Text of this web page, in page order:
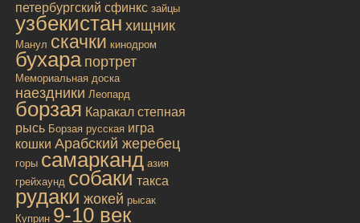
петербургский сфинкс зайцы
узбекистан хищник
Манул скачки кинодром
бухара портрет
Мемориальная доска
наездники Леопард
борзая Каракал степная
рысь Борзая русская игра
кошки Арабский жеребец
горы самарканд азия
грейхаунд собаки такса
рудаки жокей рысак
Куприн 9-10 век